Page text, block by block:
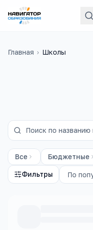
Главная › Школы
Все Бюджетные
Фильтры